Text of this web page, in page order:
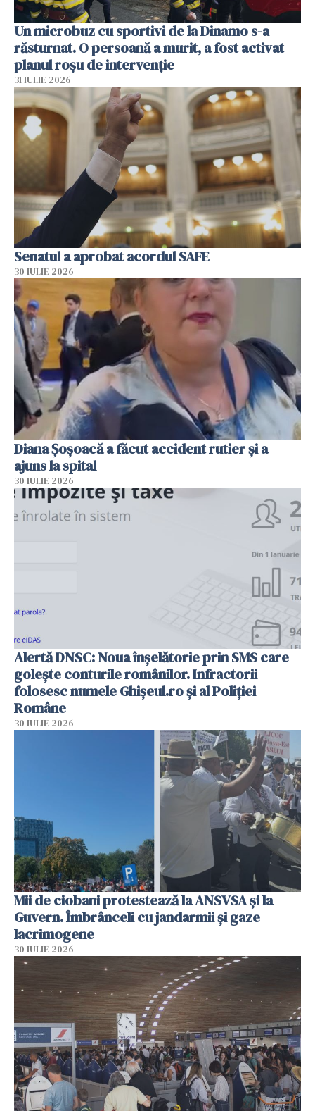
Un microbuz cu sportivi de la Dinamo s-a
răsturnat. O persoană a murit, a fost activat
planul roșu de intervenție
31 IULIE 2026
Senatul a aprobat acordul SAFE
30 IULIE 2026
Diana Șoșoacă a făcut accident rutier și a
ajuns la spital
30 IULIE 2026
Alertă DNSC: Noua înșelătorie prin SMS care
golește conturile românilor. Infractorii
folosesc numele Ghișeul.ro și al Poliției
Române
30 IULIE 2026
Mii de ciobani protestează la ANSVSA și la
Guvern. Îmbrânceli cu jandarmii și gaze
lacrimogene
30 IULIE 2026